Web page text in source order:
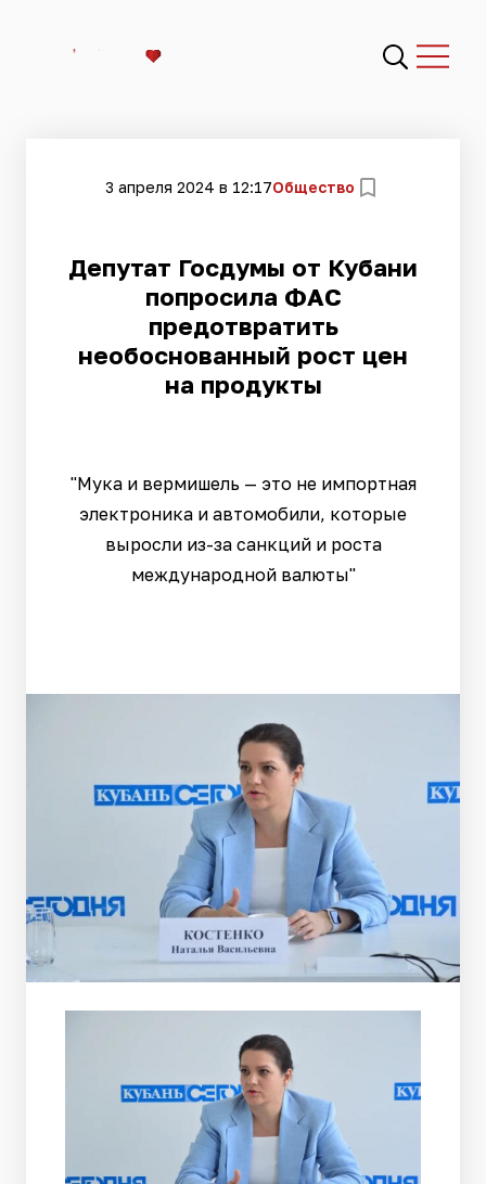
3 апреля 2024 в 12:17Общество
Депутат Госдумы от Кубани
попросила ФАС
предотвратить
необоснованный рост цен
на продукты
"Мука и вермишель — это не импортная
электроника и автомобили, которые
выросли из-за санкций и роста
международной валюты"